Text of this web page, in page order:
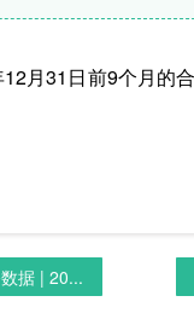
月31日前9个月的
据 | 20...